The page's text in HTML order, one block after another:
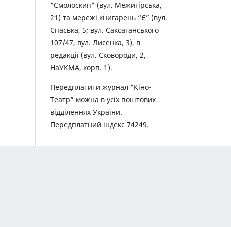
“Смолоскип” (вул. Межигірська,
21) та мережі книгарень “Є” (вул.
Спаська, 5; вул. Саксаганського
107/47, вул. Лисенка, 3), в
редакції (вул. Сковороди, 2,
НаУКМА, корп. 1).
Передплатити журнал “Кіно-
Театр” можна в усіх поштових
відділеннях України.
Передплатний індекс 74249.